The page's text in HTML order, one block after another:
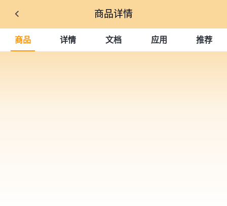
商品详情
商品 详情 文档 应用 推荐